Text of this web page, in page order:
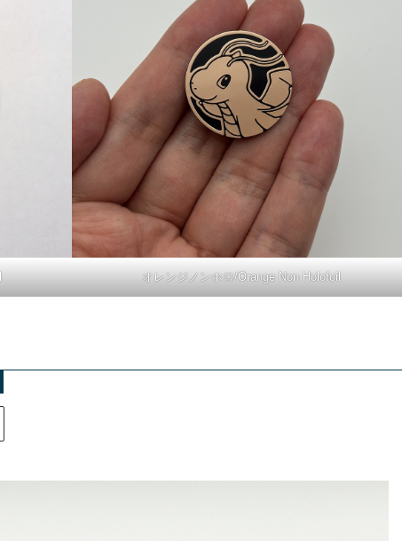
オレンジノンホロ/Orange Non Holofoil